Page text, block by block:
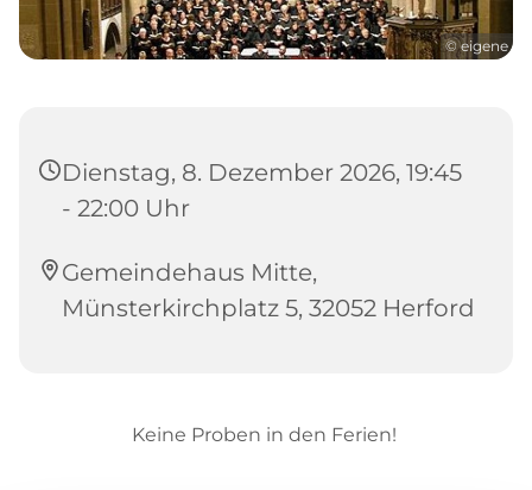
© eigene
Dienstag, 8. Dezember 2026, 19:45
- 22:00 Uhr
Gemeindehaus Mitte,
Münsterkirchplatz 5, 32052 Herford
Keine Proben in den Ferien!